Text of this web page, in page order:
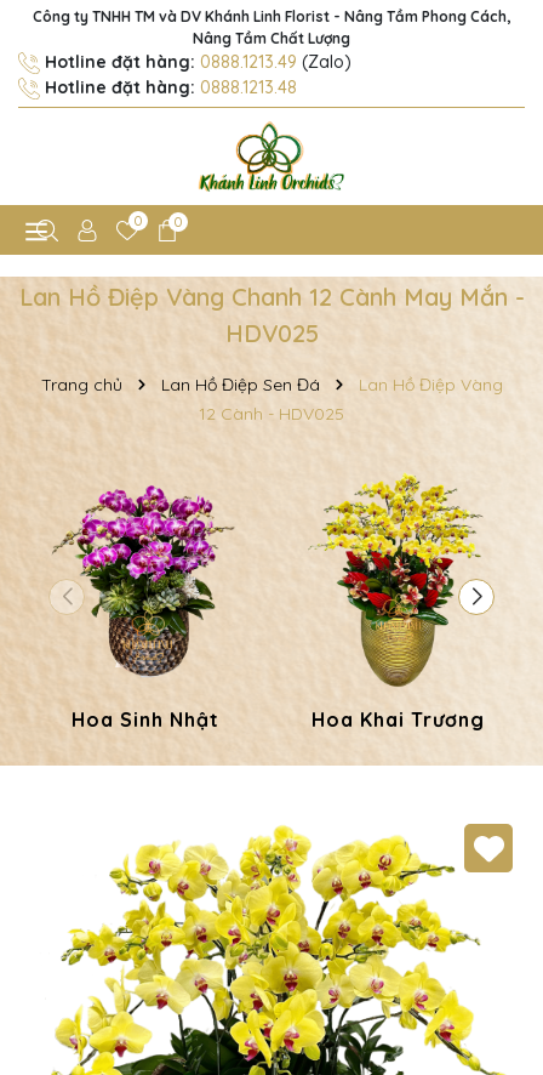
Công ty TNHH TM và DV Khánh Linh Florist - Nâng Tầm Phong Cách,
Nâng Tầm Chất Lượng
Hotline đặt hàng: 0888.1213.49 (Zalo)
Hotline đặt hàng: 0888.1213.48
0 0
Lan Hồ Điệp Vàng Chanh 12 Cành May Mắn -
HDV025
Trang chủ Lan Hồ Điệp Sen Đá
Lan Hồ Điệp Vàng
12 Cành - HDV025
Hoa Sinh Nhật Hoa Khai Trương